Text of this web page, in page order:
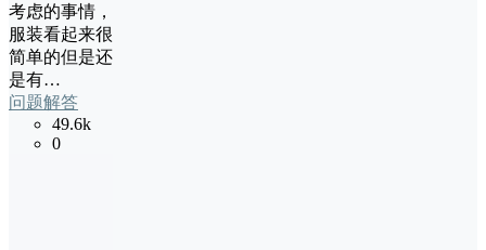
考虑的事情，
服装看起来很
简单的但是还
是有…
问题解答
49.6k
0